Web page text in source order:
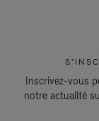
Inscrivez-vous
notre actualité